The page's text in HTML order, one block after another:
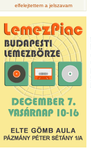
elfelejtettem a jelszavam